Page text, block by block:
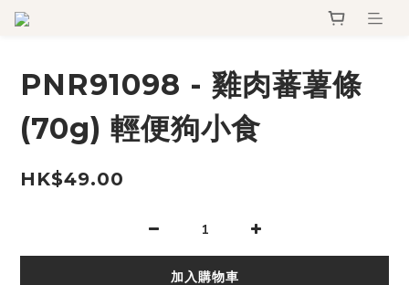
PNR91098 - 雞肉蕃薯條
(70g) 輕便狗小食
HK$49.00
加入購物車